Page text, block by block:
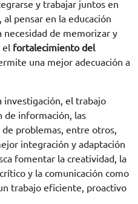
y trabajar juntos en
pensar en la educación
necesidad de memorizar y
el fortalecimiento del
una mejor adecuación a
investigación, el trabajo
de información, las
problemas, entre otros,
integración y adaptación
fomentar la creatividad, la
y la comunicación como
trabajo eficiente, proactivo